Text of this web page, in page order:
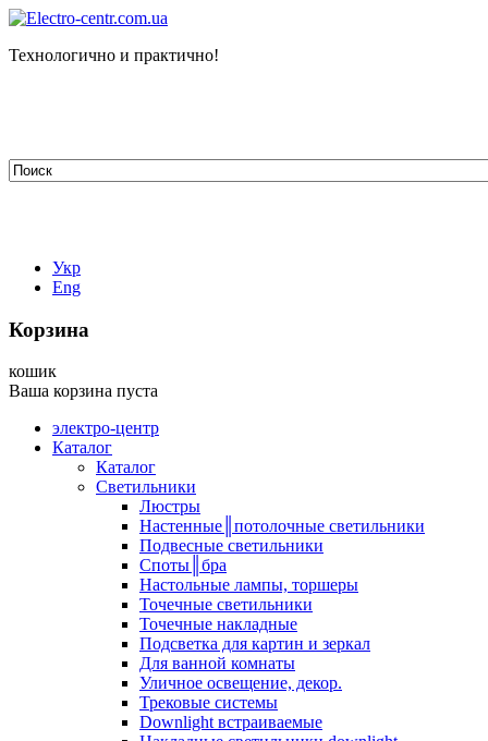
Технологично и практично!
Укр
Eng
Корзина
кошик
Ваша корзина пуста
электро-центр
Каталог
Каталог
Светильники
Люстры
Настенные║потолочные светильники
Подвесные светильники
Споты║бра
Настольные лампы, торшеры
Точечные светильники
Точечные накладные
Подсветка для картин и зеркал
Для ванной комнаты
Уличное освещение, декор.
Трековые системы
Downlight встраиваемые